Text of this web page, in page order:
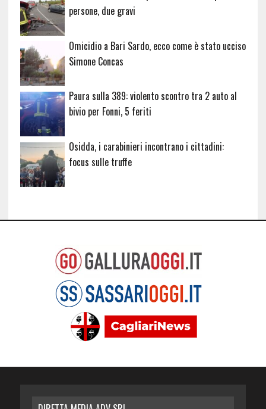
persone, due gravi
Omicidio a Bari Sardo, ecco come è stato ucciso
Simone Concas
Paura sulla 389: violento scontro tra 2 auto al
bivio per Fonni, 5 feriti
Osidda, i carabinieri incontrano i cittadini:
focus sulle truffe